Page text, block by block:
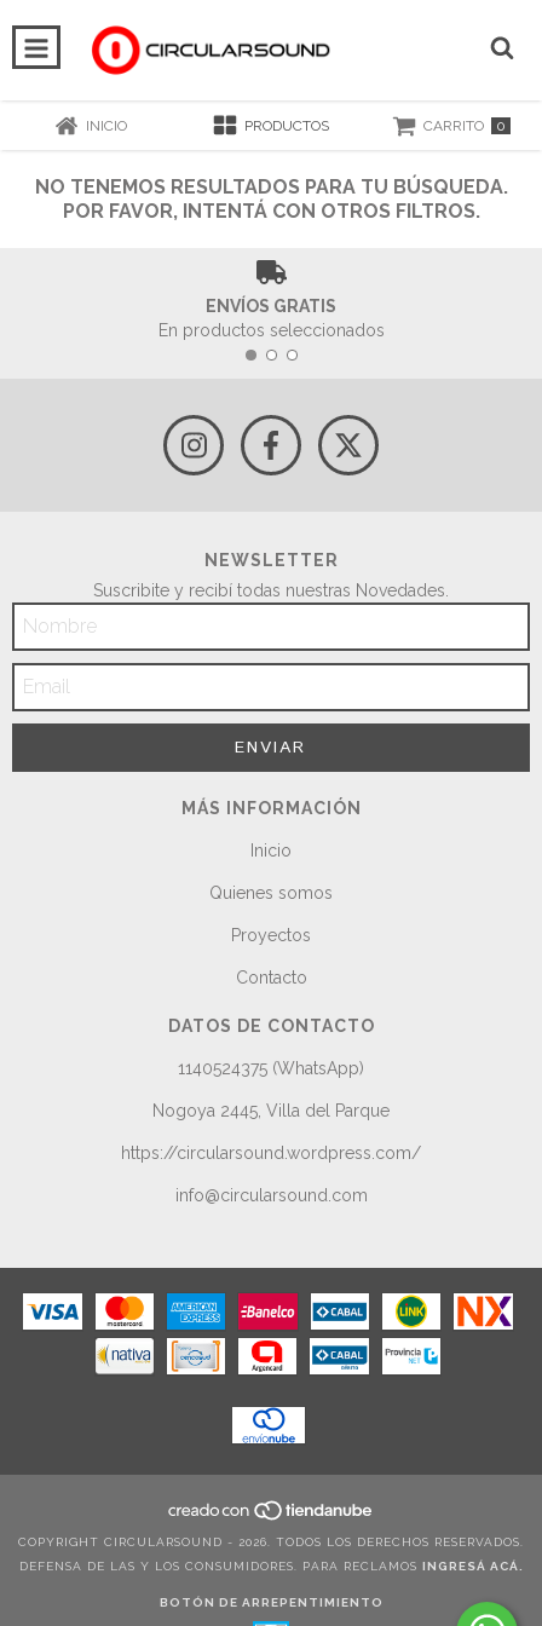
INICIO PRODUCTOS CARRITO 0
NO TENEMOS RESULTADOS PARA TU BÚSQUEDA.
POR FAVOR, INTENTÁ CON OTROS FILTROS.
ENVÍOS GRATIS
En productos seleccionados
NEWSLETTER
Suscribite y recibí todas nuestras Novedades.
MÁS INFORMACIÓN
Inicio
Quienes somos
Proyectos
Contacto
DATOS DE CONTACTO
1140524375 (WhatsApp)
Nogoya 2445, Villa del Parque
https://circularsound.wordpress.com/
info@circularsound.com
COPYRIGHT CIRCULARSOUND - 2026. TODOS LOS DERECHOS RESERVADOS.
DEFENSA DE LAS Y LOS CONSUMIDORES. PARA RECLAMOS INGRESÁ ACÁ.
BOTÓN DE ARREPENTIMIENTO